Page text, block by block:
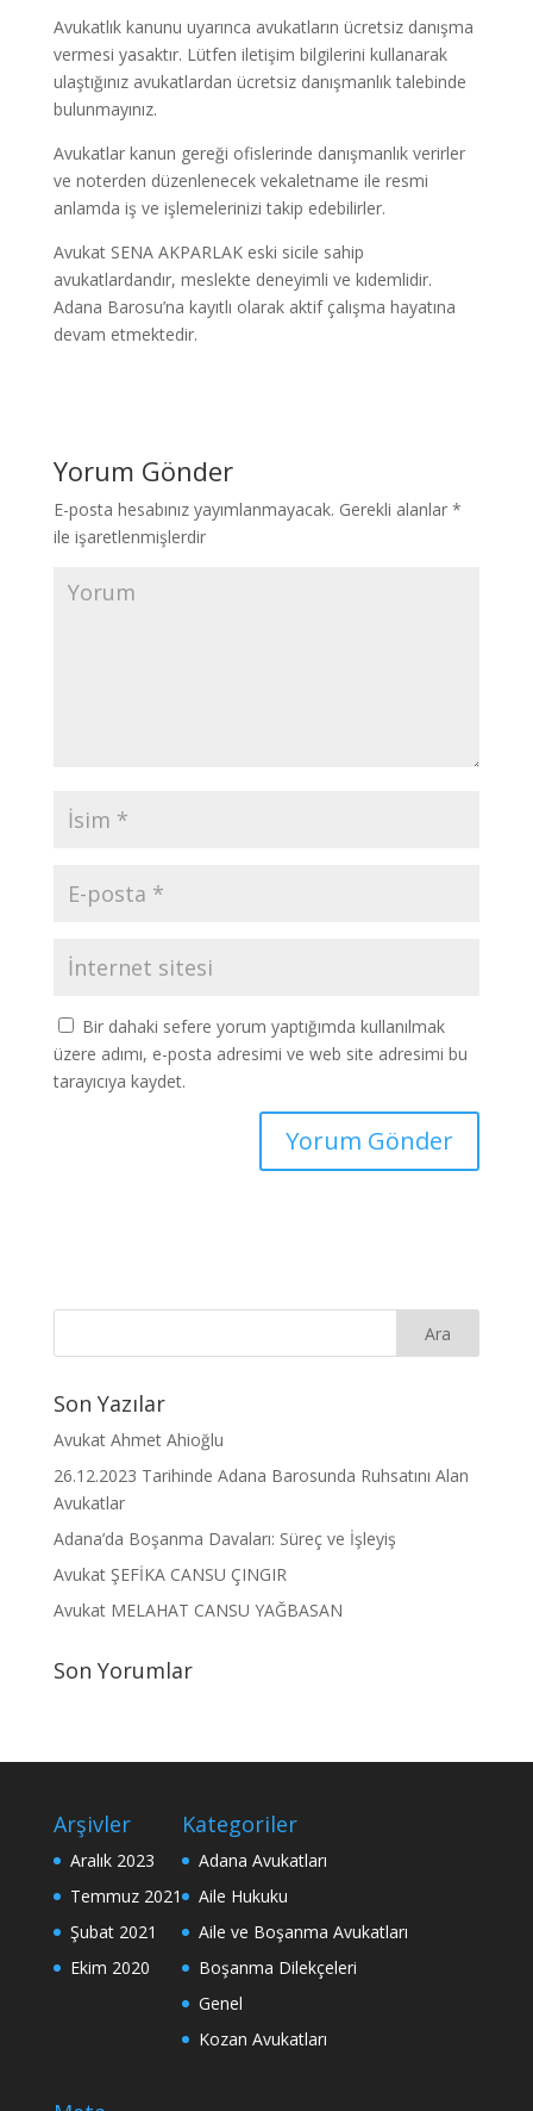
Avukatlık kanunu uyarınca avukatların ücretsiz danışma
vermesi yasaktır. Lütfen iletişim bilgilerini kullanarak
ulaştığınız avukatlardan ücretsiz danışmanlık talebinde
bulunmayınız.
Avukatlar kanun gereği ofislerinde danışmanlık verirler
ve noterden düzenlenecek vekaletname ile resmi
anlamda iş ve işlemelerinizi takip edebilirler.
Avukat SENA AKPARLAK eski sicile sahip
avukatlardandır, meslekte deneyimli ve kıdemlidir.
Adana Barosu’na kayıtlı olarak aktif çalışma hayatına
devam etmektedir.
Yorum Gönder
E-posta hesabınız yayımlanmayacak. Gerekli alanlar *
ile işaretlenmişlerdir
Bir dahaki sefere yorum yaptığımda kullanılmak
üzere adımı, e-posta adresimi ve web site adresimi bu
tarayıcıya kaydet.
Son Yazılar
Avukat Ahmet Ahioğlu
26.12.2023 Tarihinde Adana Barosunda Ruhsatını Alan
Avukatlar
Adana’da Boşanma Davaları: Süreç ve İşleyiş
Avukat ŞEFİKA CANSU ÇINGIR
Avukat MELAHAT CANSU YAĞBASAN
Son Yorumlar
Arşivler
Aralık 2023
Temmuz 2021
Şubat 2021
Ekim 2020
Kategoriler
Adana Avukatları
Aile Hukuku
Aile ve Boşanma Avukatları
Boşanma Dilekçeleri
Genel
Kozan Avukatları